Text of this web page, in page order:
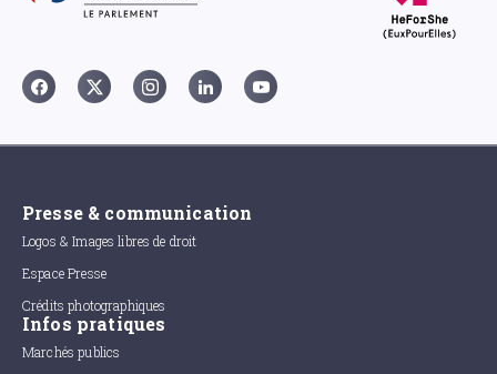
Presse & communication
Logos & Images libres de droit
Espace Presse
Crédits photographiques
Infos pratiques
Marchés publics